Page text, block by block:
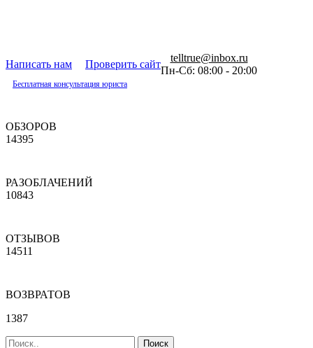
Написать нам Проверить сайт
telltrue@inbox.ru
Пн-Сб: 08:00 - 20:00
Бесплатная консультация юриста
ОБЗОРОВ
14395
РАЗОБЛАЧЕНИЙ
10843
ОТЗЫВОВ
14511
ВОЗВРАТОВ
1387